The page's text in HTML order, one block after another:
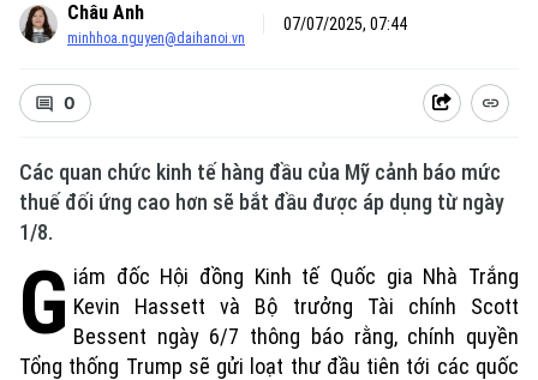
Châu Anh
minhhoa.nguyen@daihanoi.vn
07/07/2025, 07:44
0
Các quan chức kinh tế hàng đầu của Mỹ cảnh báo mức
thuế đối ứng cao hơn sẽ bắt đầu được áp dụng từ ngày
1/8.
G iám đốc Hội đồng Kinh tế Quốc gia Nhà Trắng
Kevin Hassett và Bộ trưởng Tài chính Scott
Bessent ngày 6/7 thông báo rằng, chính quyền
Tổng thống Trump sẽ gửi loạt thư đầu tiên tới các quốc